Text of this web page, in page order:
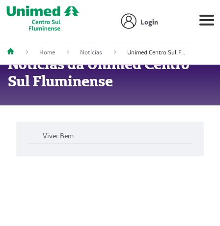
Login
Home Notícias Unimed Centro Sul Fluminense celebra o Dia da Mulher com reflexão sobre expectativas e realidade
Notícias da Unimed Centro
Sul Fluminense
Viver Bem